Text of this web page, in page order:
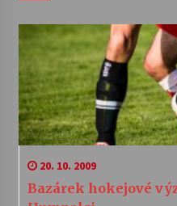
20. 10. 2009
Bazárek hokejové